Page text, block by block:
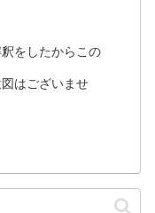
をしたからこの
はございませ